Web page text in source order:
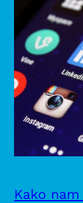
Kako